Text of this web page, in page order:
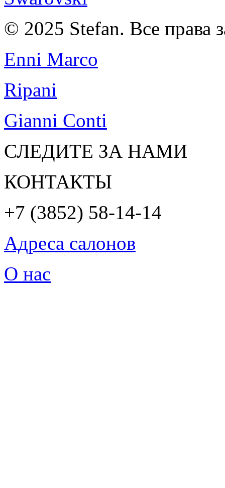
© 2025 Stefan. Все права
Enni Marco
Ripani
Gianni Conti
СЛЕДИТЕ ЗА НАМИ
КОНТАКТЫ
+7 (3852) 58-14-14
Адреса салонов
О нас